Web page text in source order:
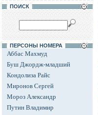
ПОИСК
ПЕРСОНЫ НОМЕРА
Аббас Махмуд
Буш Джордж-младший
Кондолиза Райс
Миронов Сергей
Мороз Александр
Путин Владимир